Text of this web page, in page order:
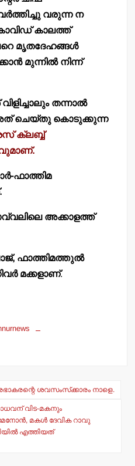
വരുന്ന ന
കാലത്ത്
മൃതദേഹങ്ങള്‍
മുന്നില്‍ നിന്ന്
തന്നാല്‍
ചെയ്തു കൊടുക്കുന്ന
ക്ലബ്ബ്
ഫാത്തിമ
അക്കാളത്ത്
ഫാത്തിമത്തുല്‍
മക്കളാണ്.
ശവസംസ്‌ക്കാരം നാളെ.
വിട-മകനും
മകള്‍ ദേവിക റാവു
എത്തിയത്